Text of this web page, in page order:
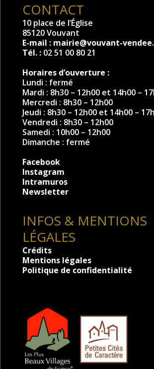
CONTACT
10 place de l’Église
85120 Vouvant
E-mail : mairie@vouvant-
Tél. : 02 51 00 80 21
Horaires d’ouverture :
Lundi : fermé
Mardi : 8h30 – 12h00 et 14h00 –
Mercredi : 8h30 – 12h00
Jeudi : 8h30 – 12h00 et 14h00 –
Vendredi : 8h30 – 12h00
Samedi : 10h00 – 12h00
Dimanche : fermé
Facebook
Instagram
Intramuros
Newsletter
INFOS & MENTIONS
LÉGALES
Crédits
Mentions légales
Politique de confidentialité